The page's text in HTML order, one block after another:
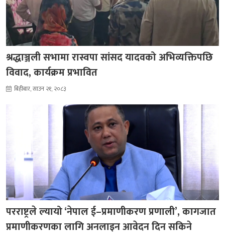
श्रद्धाञ्जली सभामा रास्वपा सांसद यादवको अभिव्यक्तिपछि
विवाद, कार्यक्रम प्रभावित
बिहीबार, साउन २१, २०८३
परराष्ट्रले ल्यायो ‘नेपाल ई–प्रमाणीकरण प्रणाली’, कागजात
प्रमाणीकरणका लागि अनलाइन आवेदन दिन सकिने